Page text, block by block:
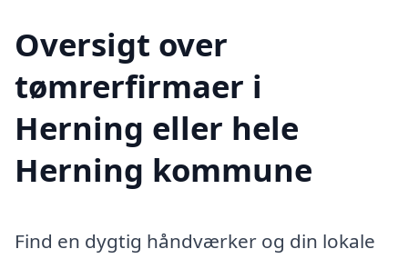
Oversigt over
tømrerfirmaer i
Herning eller hele
Herning kommune
Find en dygtig håndværker og din lokale